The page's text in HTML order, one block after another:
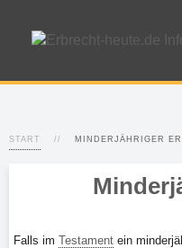
START MINDERJÄHRIGER
Falls im Testament ein